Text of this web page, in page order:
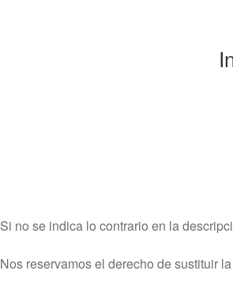
Si no se indica lo contrario en la
Nos reservamos el derecho de sustituir